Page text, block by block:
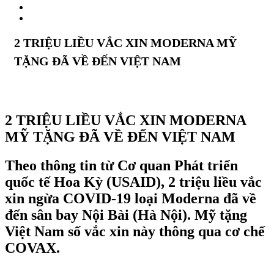
2 TRIỆU LIỀU VẮC XIN MODERNA MỸ
TẶNG ĐÃ VỀ ĐẾN VIỆT NAM
2 TRIỆU LIỀU VẮC XIN MODERNA
MỸ TẶNG ĐÃ VỀ ĐẾN VIỆT NAM
Theo thông tin từ Cơ quan Phát triển
quốc tế Hoa Kỳ (USAID), 2 triệu liều vắc
xin ngừa COVID-19 loại Moderna đã về
đến sân bay Nội Bài (Hà Nội). Mỹ tặng
Việt Nam số vắc xin này thông qua cơ chế
COVAX.